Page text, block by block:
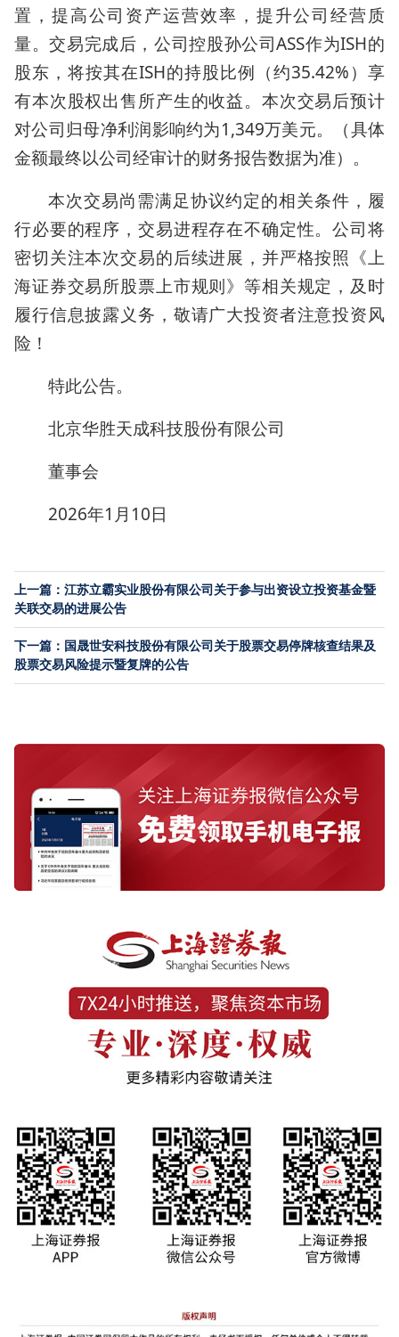
置，提高公司资产运营效率，提升公司经营质
量。交易完成后，公司控股孙公司ASS作为ISH的
股东，将按其在ISH的持股比例（约35.42%）享
有本次股权出售所产生的收益。本次交易后预计
对公司归母净利润影响约为1,349万美元。（具体
金额最终以公司经审计的财务报告数据为准）。
本次交易尚需满足协议约定的相关条件，履
行必要的程序，交易进程存在不确定性。公司将
密切关注本次交易的后续进展，并严格按照《上
海证券交易所股票上市规则》等相关规定，及时
履行信息披露义务，敬请广大投资者注意投资风
险！
特此公告。
北京华胜天成科技股份有限公司
董事会
2026年1月10日
上一篇：江苏立霸实业股份有限公司关于参与出资设立投资基金暨
关联交易的进展公告
下一篇：国晟世安科技股份有限公司关于股票交易停牌核查结果及
股票交易风险提示暨复牌的公告